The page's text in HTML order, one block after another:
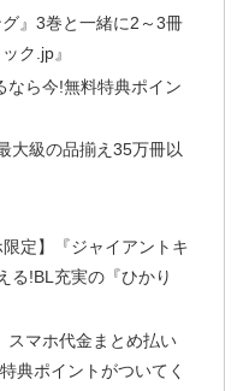
』3巻と一緒に2～3冊
ク.jp』
なら今!無料特典ポイン
大級の品揃え35万冊以
定】『ジャイアントキ
る!BL充実の『ひかり
スマホ代金まとめ払い
典ポイントがついてく